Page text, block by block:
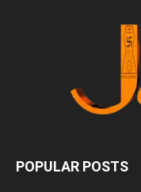
POPULAR POSTS